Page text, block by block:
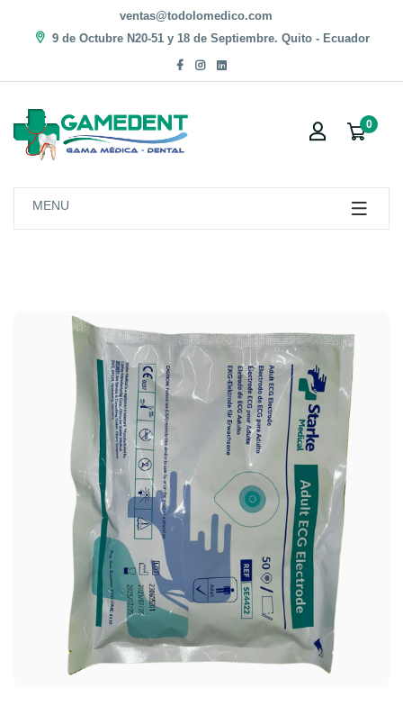
ventas@todolomedico.com
9 de Octubre N20-51 y 18 de Septiembre. Quito - Ecuador
0
MENU